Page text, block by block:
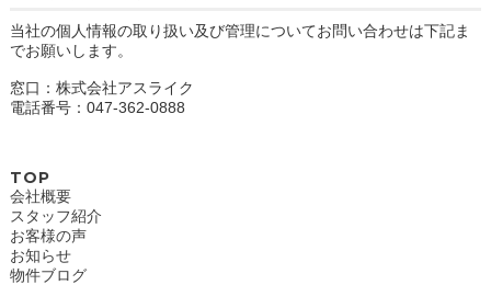
当社の個人情報の取り扱い及び管理についてお問い合わせは下記ま
でお願いします。
窓口：株式会社アスライク
電話番号：047-362-0888
TOP
会社概要
スタッフ紹介
お客様の声
お知らせ
物件ブログ